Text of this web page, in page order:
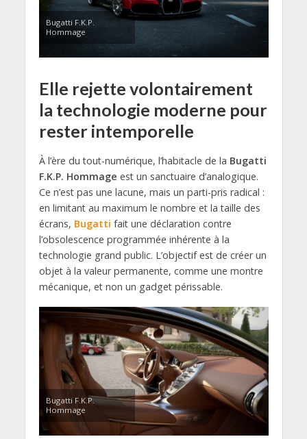
Bugatti F.K.P.
Hommage
Elle rejette volontairement
la technologie moderne pour
rester intemporelle
À l’ère du tout-numérique, l’habitacle de la Bugatti
F.K.P. Hommage est un sanctuaire d’analogique.
Ce n’est pas une lacune, mais un parti-pris radical :
en limitant au maximum le nombre et la taille des
écrans, Bugatti fait une déclaration contre
l’obsolescence programmée inhérente à la
technologie grand public. L’objectif est de créer un
objet à la valeur permanente, comme une montre
mécanique, et non un gadget périssable.
Bugatti F.K.P.
Hommage